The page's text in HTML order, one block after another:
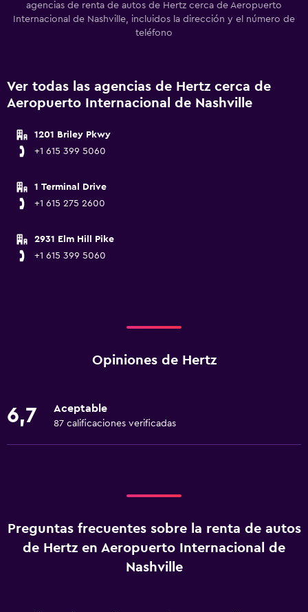
agencias de renta de autos de Hertz cerca de Aeropuerto
Internacional de Nashville, incluidos la dirección y el número de
teléfono
Ver todas las agencias de Hertz cerca de
Aeropuerto Internacional de Nashville
1201 Briley Pkwy
+1 615 399 5060
1 Terminal Drive
+1 615 275 2600
2931 Elm Hill Pike
+1 615 399 5060
Opiniones de Hertz
6,7 Aceptable
87 calificaciones verificadas
Preguntas frecuentes sobre la renta de autos
de Hertz en Aeropuerto Internacional de
Nashville